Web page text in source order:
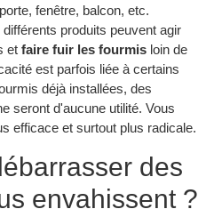
fenêtre, balcon, etc.
produits peuvent agir
et faire fuir les fourmis loin de
est parfois liée à certains
déjà installées, des
seront d'aucune utilité. Vous
efficace et surtout plus radicale.
des
envahissent ?